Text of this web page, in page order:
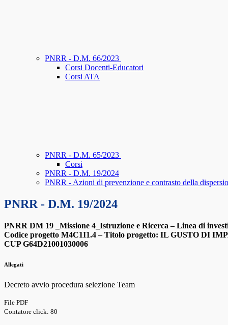
PNRR - D.M. 66/2023
Corsi Docenti-Educatori
Corsi ATA
PNRR - D.M. 65/2023
Corsi
PNRR - D.M. 19/2024
PNRR - Azioni di prevenzione e contrasto della
PNRR - D.M. 19/2024
PNRR DM 19 _Missione 4_Istruzione e Ricerca – Linea di
Codice progetto M4C1I1.4 – Titolo progetto: IL GUSTO DI
CUP G64D21001030006
Allegati
Decreto avvio procedura selezione Team
File PDF
Contatore click: 80